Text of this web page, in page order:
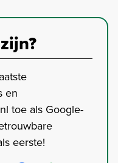
en
toe als Google-
eerste!